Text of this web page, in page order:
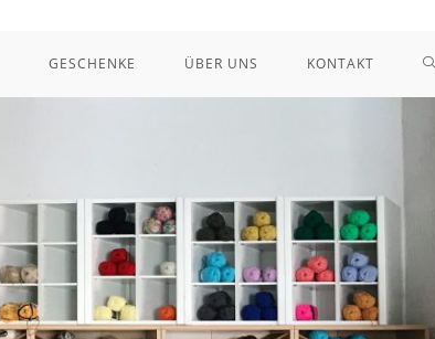
GESCHENKE ÜBER UNS KONTAKT